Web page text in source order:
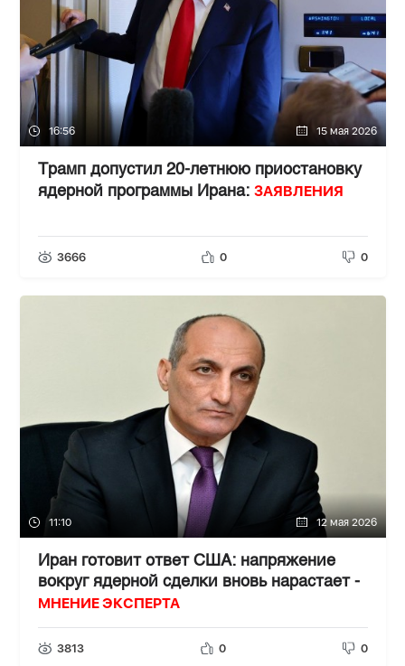
16:56 15 мая 2026
Трамп допустил 20-летнюю приостановку
ядерной программы Ирана: ЗАЯВЛЕНИЯ
3666 0 0
11:10 12 мая 2026
Иран готовит ответ США: напряжение
вокруг ядерной сделки вновь нарастает -
МНЕНИЕ ЭКСПЕРТА
3813 0 0